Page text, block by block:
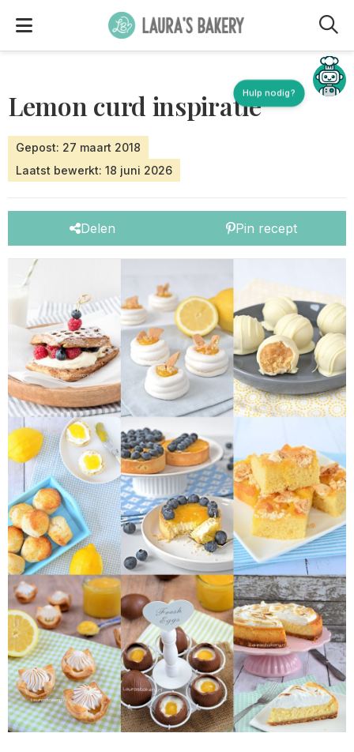
Lemon curd inspiratie
Gepost: 27 maart 2018
Laatst bewerkt: 18 juni 2026
Delen Pin recept
Hulp nodig?